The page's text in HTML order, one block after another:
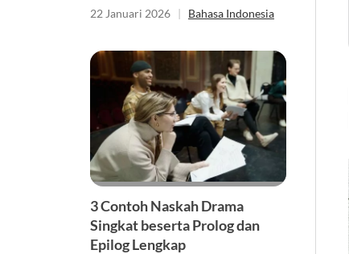
22 Januari 2026 | Bahasa Indonesia
3 Contoh Naskah Drama
Singkat beserta Prolog dan
Epilog Lengkap